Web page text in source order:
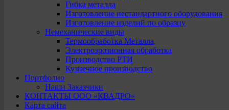
Гибка металла
Изготовление нестандартного оборудования
Изготовление изделий по образцу
Немеханические виды
Термообработка Металла
Электроэрозионная обработка
Производство РТИ
Кузнечное производство
Портфолио
Наши Заказчики
КОНТАКТЫ ООО «КВАДРО»
Карта сайта